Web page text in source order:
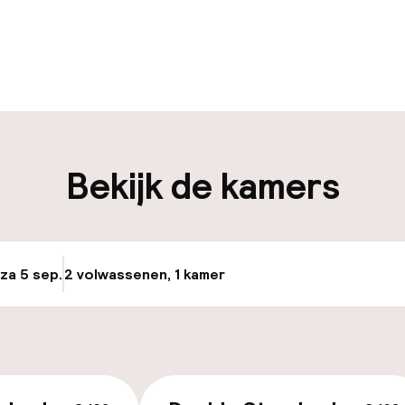
op eigen
Transferservice
Bekijk de kamers
5 sep.2 volwassenen, 1 kamer